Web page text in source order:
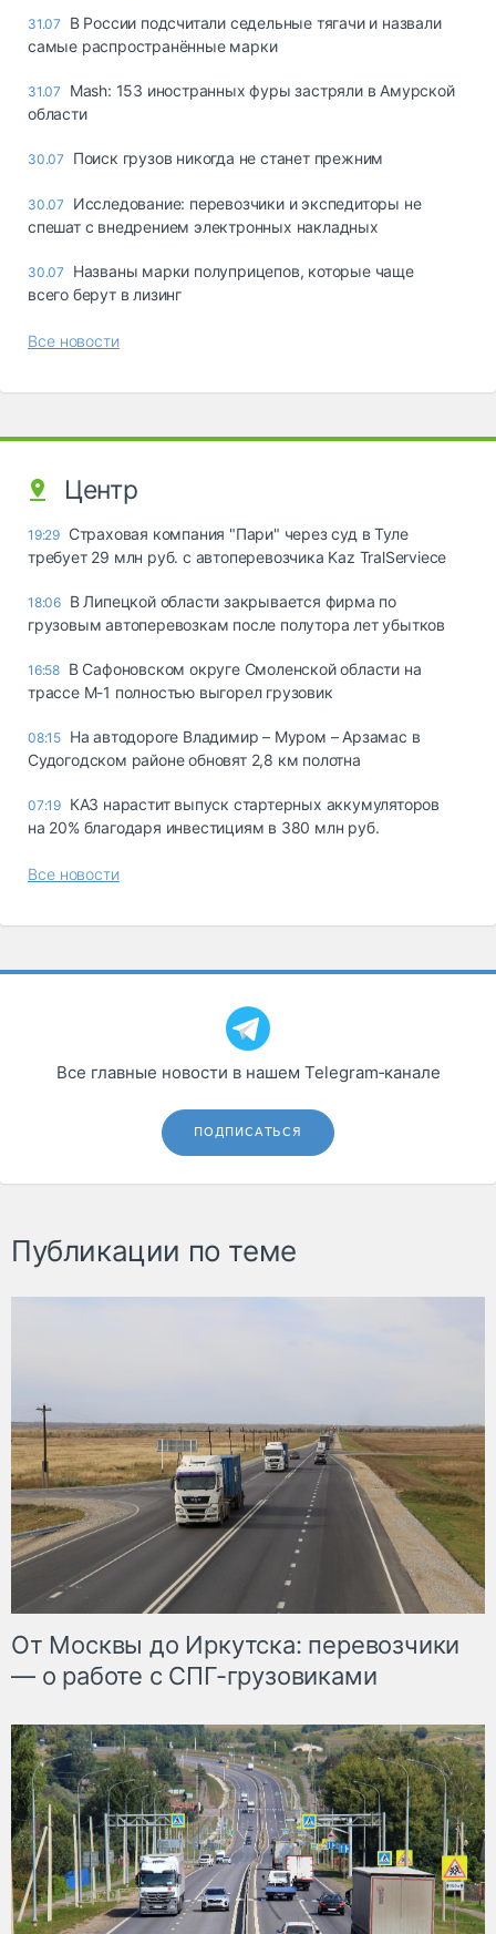
31.07
В России подсчитали седельные тягачи и назвали
самые распространённые марки
31.07
Mash: 153 иностранных фуры застряли в Амурской
области
30.07 Поиск грузов никогда не станет прежним
30.07
Исследование: перевозчики и экспедиторы не
спешат с внедрением электронных накладных
30.07
Названы марки полуприцепов, которые чаще
всего берут в лизинг
Все новости
Центр
19:29 Страховая компания "Пари" через суд в Туле
требует 29 млн руб. с автоперевозчика Kaz TralServiece
18:06 В Липецкой области закрывается фирма по
грузовым автоперевозкам после полутора лет убытков
16:58 В Сафоновском округе Смоленской области на
трассе М-1 полностью выгорел грузовик
08:15 На автодороге Владимир – Муром – Арзамас в
Судогодском районе обновят 2,8 км полотна
07:19 КАЗ нарастит выпуск стартерных аккумуляторов
на 20% благодаря инвестициям в 380 млн руб.
Все новости
Все главные новости в нашем Telegram‑канале
ПОДПИСАТЬСЯ
Публикации по теме
От Москвы до Иркутска: перевозчики
— о работе с СПГ-грузовиками